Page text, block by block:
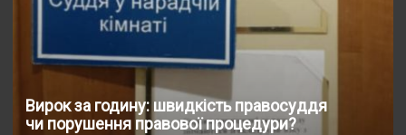
Вирок за годину: швидкість правосуддя
чи порушення правової процедури?